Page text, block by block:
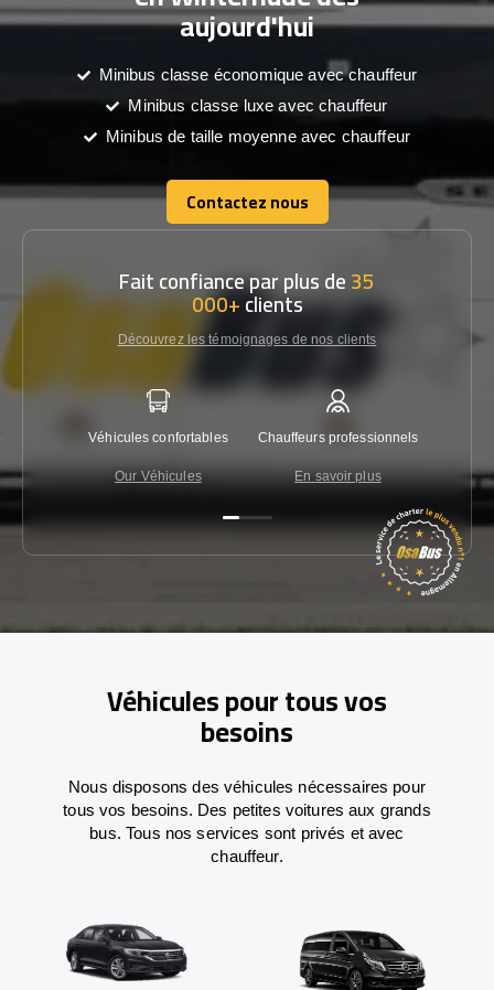
aujourd'hui
Minibus classe économique avec chauffeur
Minibus classe luxe avec chauffeur
Minibus de taille moyenne avec chauffeur
Contactez nous
Contactez nous
Fait confiance par plus de35
000+clients
Découvrez les témoignages de nos clients
Véhicules confortables
Our Véhicules
Chauffeurs professionnels
En savoir plus
Véhicules pour tous vos
besoins
Nous disposons des véhicules nécessaires pour
tous vos besoins. Des petites voitures aux grands
bus. Tous nos services sont privés et avec
chauffeur.